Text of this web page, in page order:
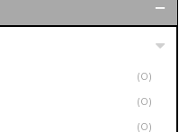
(0)
(0)
(0)